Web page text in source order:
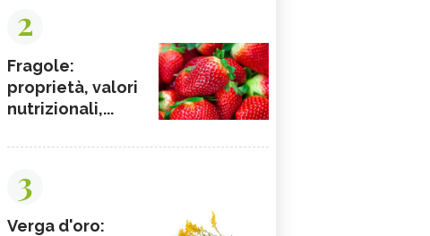
2
Fragole:
proprietà, valori
nutrizionali,...
3
Verga d'oro: